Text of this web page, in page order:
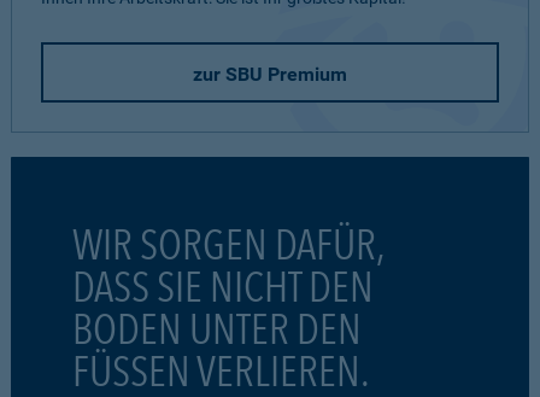
zur SBU Premium
WIR SORGEN DAFÜR,
DASS SIE NICHT DEN
BODEN UNTER DEN
FÜSSEN VERLIEREN.